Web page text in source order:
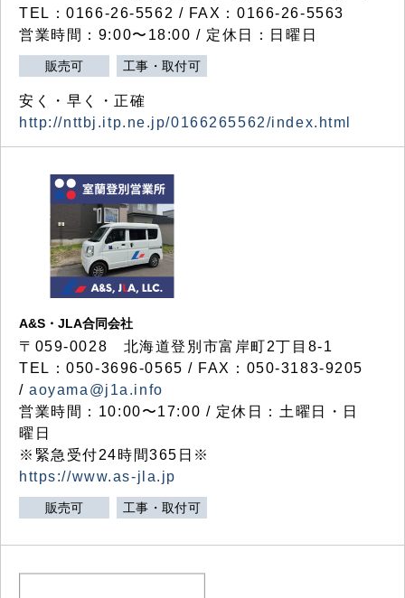
TEL：0166-26-5562 / FAX：0166-26-5563
営業時間：9:00〜18:00 / 定休日：日曜日
販売可 工事・取付可
安く・早く・正確
http://nttbj.itp.ne.jp/0166265562/index.html
A&S・JLA合同会社
〒 059-0028 北海道登別市富岸町2丁目 8-1
TEL：050-3696-0565 / FAX：050-3183-9205
/aoyama@j1a.info
営業時間：10:00〜17:00 / 定休日：土曜日・日
曜日
※緊急受付24時間365日※
https://www.as-jla.jp
販売可 工事・取付可